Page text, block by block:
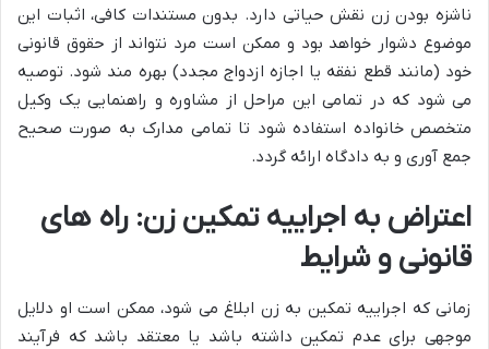
ناشزه بودن زن نقش حیاتی دارد. بدون مستندات کافی، اثبات این
موضوع دشوار خواهد بود و ممکن است مرد نتواند از حقوق قانونی
خود (مانند قطع نفقه یا اجازه ازدواج مجدد) بهره مند شود. توصیه
می شود که در تمامی این مراحل از مشاوره و راهنمایی یک وکیل
متخصص خانواده استفاده شود تا تمامی مدارک به صورت صحیح
جمع آوری و به دادگاه ارائه گردد.
اعتراض به اجراییه تمکین زن: راه های
قانونی و شرایط
زمانی که اجراییه تمکین به زن ابلاغ می شود، ممکن است او دلایل
موجهی برای عدم تمکین داشته باشد یا معتقد باشد که فرآیند